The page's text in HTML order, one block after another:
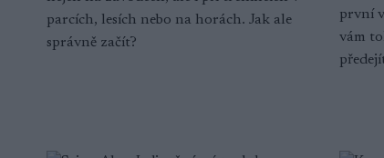
parcích, lesích nebo na horách. Jak ale
správně začít?
první
vám